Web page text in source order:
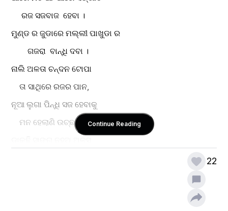
ରଜ ସଜବାଜ  ହେବା ।
ମୁଣ୍ଡ ର ଜୁଡାରେ ମଲ୍ଲୀ ପାଖୁଡା ର
ଗଜରା  ବାନ୍ଧି ଦବା ।
ନାଲି ଅଳତା ଚନ୍ଦନ ଟୋପା
ତା ସାଥିରେ ରଜର ପାନ,
ନୂଆ ଲୁଗା ପିନ୍ଧି ସଜ ହେବାକୁ
ମନ ହେଲାଣି ଉଚ୍ଛନ୍ନ ।Continue Reading
22